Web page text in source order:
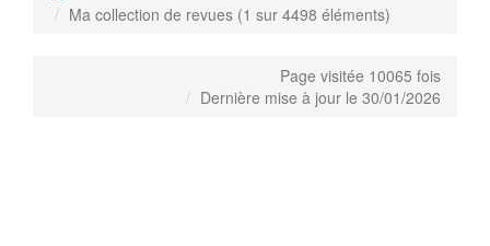
Ma collection de revues (1 sur 4498 éléments)
Page visitée 10065 fois
Dernière mise à jour le 30/01/2026